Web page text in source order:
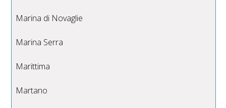
Marina di Novaglie
Marina Serra
Marittima
Martano